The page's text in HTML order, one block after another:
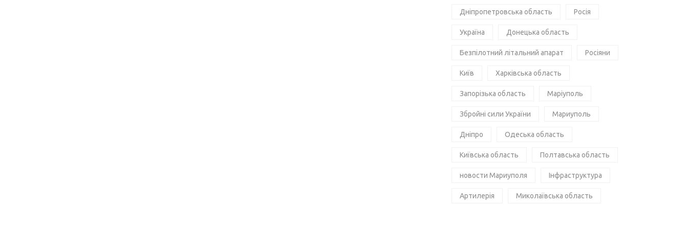
Дніпропетровська область Росія
Україна Донецька область
Безпілотний літальний апарат Росіяни
Київ Харківська область
Запорізька область Маріуполь
Збройні сили України Мариуполь
Дніпро Одеська область
Київська область Полтавська область
новости Мариуполя Інфраструктура
Артилерія Миколаївська область